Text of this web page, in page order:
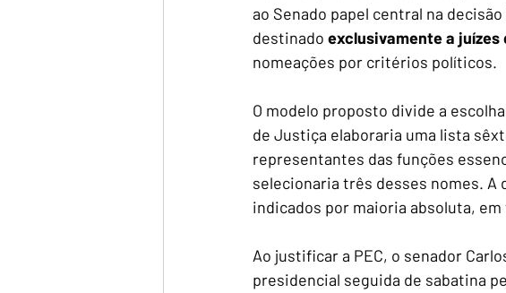
ao Senado papel central na
destinado exclusivamente a juízes
nomeações por critérios políticos.
O modelo proposto divide a
de Justiça elaboraria uma lista
representantes das funções
selecionaria três desses nomes. A
indicados por maioria absoluta,
Ao justificar a PEC, o senador
presidencial seguida de sabatina